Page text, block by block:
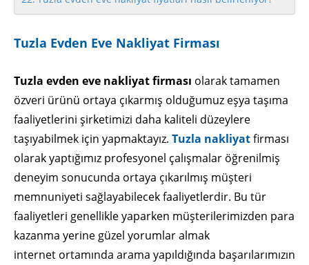
Tuzla Evden Eve Nakliyat Firması
Tuzla evden eve nakliyat firması olarak tamamen
özveri ürünü ortaya çıkarmış olduğumuz eşya taşıma
faaliyetlerini şirketimizi daha kaliteli düzeylere
taşıyabilmek için yapmaktayız. Tuzla nakliyatfirması
olarak yaptığımız profesyonel çalışmalar öğrenilmiş
deneyim sonucunda ortaya çıkarılmış müşteri
memnuniyeti sağlayabilecek faaliyetlerdir. Bu tür
faaliyetleri genellikle yaparken müşterilerimizden para
kazanma yerine güzel yorumlar almak
internet ortamında arama yapıldığında başarılarımızın